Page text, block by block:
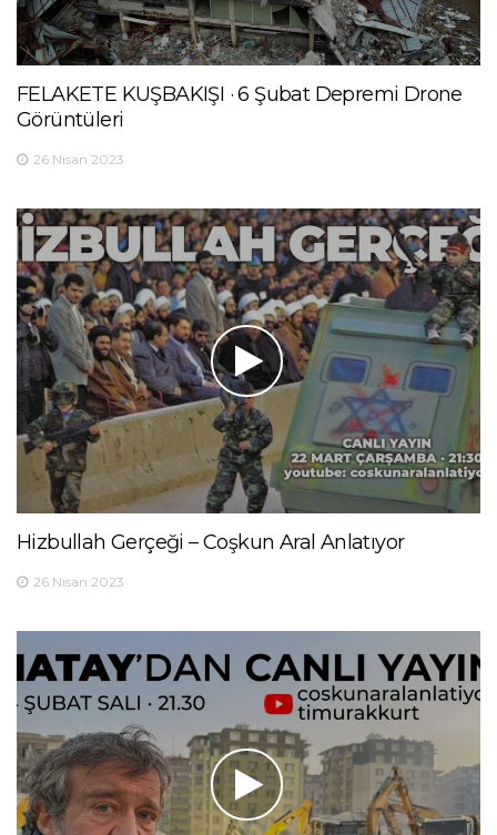
FELAKETE KUŞBAKIŞI · 6 Şubat Depremi Drone
Görüntüleri
26 Nisan 2023
Hizbullah Gerçeği – Coşkun Aral Anlatıyor
26 Nisan 2023